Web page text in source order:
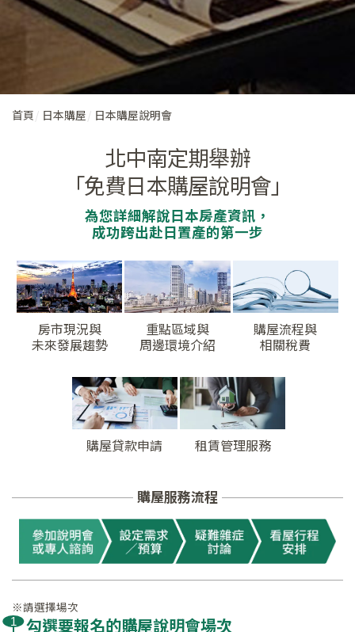
首頁 日本購屋 日本購屋說明會
北中南定期舉辦
「免費日本購屋說明會」
為您詳細解說日本房產資訊，
成功跨出赴日置產的第一步
房市現況與
未來發展趨勢
重點區域與
周邊環境介紹
購屋流程與
相關稅費
購屋貸款申請 租賃管理服務
購屋服務流程
※請選擇場次
勾選要報名的購屋說明會場次